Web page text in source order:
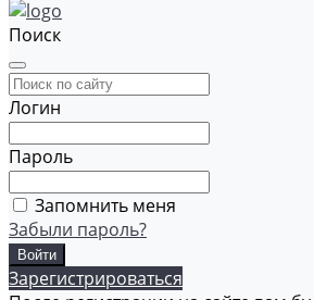
Поиск
Логин
Пароль
Запомнить меня
Забыли пароль?
Зарегистрироваться